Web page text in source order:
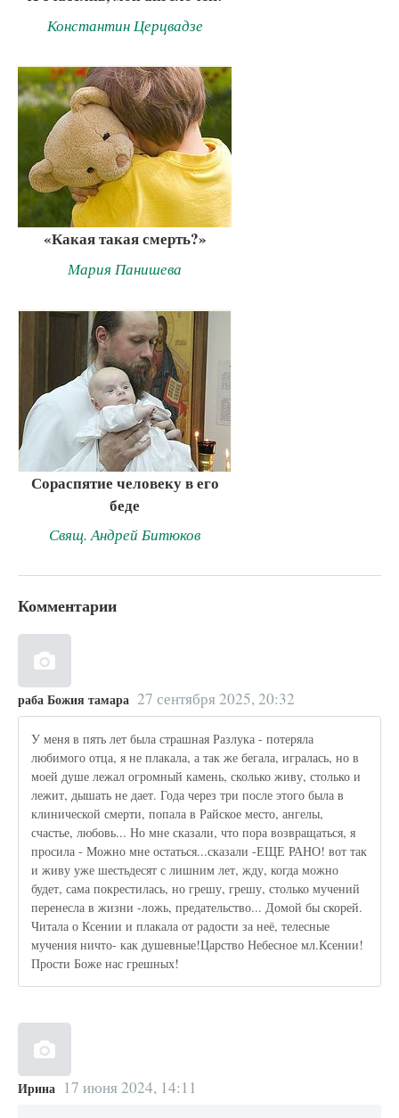
Константин Церцвадзе
«Какая такая смерть?»
Мария Панишева
Сораспятие человеку в его
беде
Свящ. Андрей Битюков
Комментарии
раба Божия тамара 27 сентября 2025, 20:32
У меня в пять лет была страшная Разлука - потеряла
любимого отца, я не плакала, а так же бегала, игралась, но в
моей душе лежал огромный камень, сколько живу, столько и
лежит, дышать не дает. Года через три после этого была в
клинической смерти, попала в Райское место, ангелы,
счастье, любовь... Но мне сказали, что пора возвращаться, я
просила - Можно мне остаться...сказали -ЕЩЕ РАНО! вот так
и живу уже шестьдесят с лишним лет, жду, когда можно
будет, сама покрестилась, но грешу, грешу, столько мучений
перенесла в жизни -ложь, предательство... Домой бы скорей.
Читала о Ксении и плакала от радости за неё, телесные
мучения ничто- как душевные!Царство Небесное мл.Ксении!
Прости Боже нас грешных!
Ирина 17 июня 2024, 14:11